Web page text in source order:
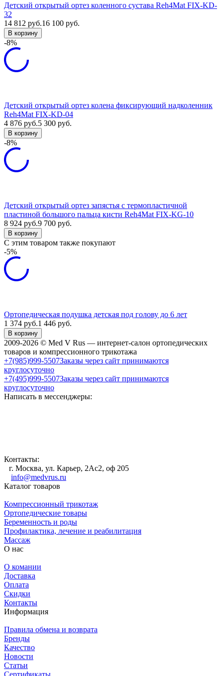
Детский открытый ортез коленного сустава Reh4Mat FIX-KD-
32
14 812 руб.16 100 руб.
В корзину
-8%
Детский открытый ортез колена фиксирующий надколенник
Reh4Mat FIX-KD-04
4 876 руб.5 300 руб.
В корзину
-8%
Детский открытый ортез запястья с термопластичной
пластиной большого пальца кисти Reh4Mat FIX-KG-10
8 924 руб.9 700 руб.
В корзину
C этим товаром также покупают
-5%
Ортопедическая подушка детская под голову до 6 лет
1 374 руб.1 446 руб.
В корзину
2009-2026 © Med V Rus — интернет-салон ортопедических
товаров и компрессионного трикотажа
+7(985)999-5507Заказы через сайт принимаются
круглосуточно
+7(495)999-5507Заказы через сайт принимаются
круглосуточно
Написать в мессенджеры:
Контакты:
г. Москва, ул. Карьер, 2Ас2, оф 205
info@medvrus.ru
Каталог товаров
Компрессионный трикотаж
Ортопедические товары
Беременность и роды
Профилактика, лечение и реабилитация
Массаж
О нас
О комании
Доставка
Оплата
Скидки
Контакты
Информация
Правила обмена и возврата
Бренды
Качество
Новости
Статьи
Сертификаты